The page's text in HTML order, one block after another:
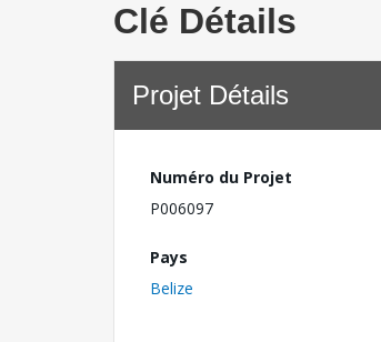
Clé Détails
Projet Détails
Numéro du Projet
P006097
Pays
Belize